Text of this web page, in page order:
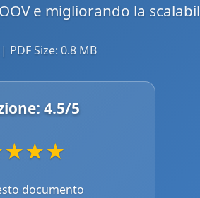
e migliorando la
PDF Size: 0.8 MB
4.5/5
★★★
documento